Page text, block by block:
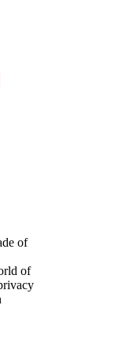
of
of